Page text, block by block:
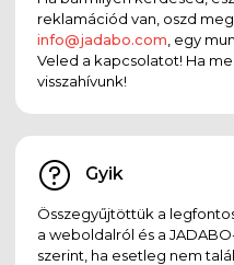
reklamációd van, oszd
info@jadabo.com , egy
Veled a kapcsolatot! Ha
visszahívunk!
Gyik
Összegyűjtöttük a
a weboldalról és a
szerint, ha esetleg nem